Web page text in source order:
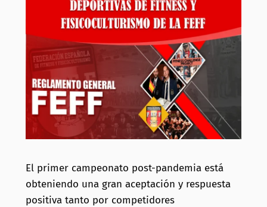
El primer campeonato post-pandemia está
obteniendo una gran aceptación y respuesta
positiva tanto por competidores